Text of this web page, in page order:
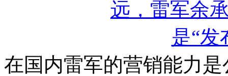
在国内雷军的营销能力